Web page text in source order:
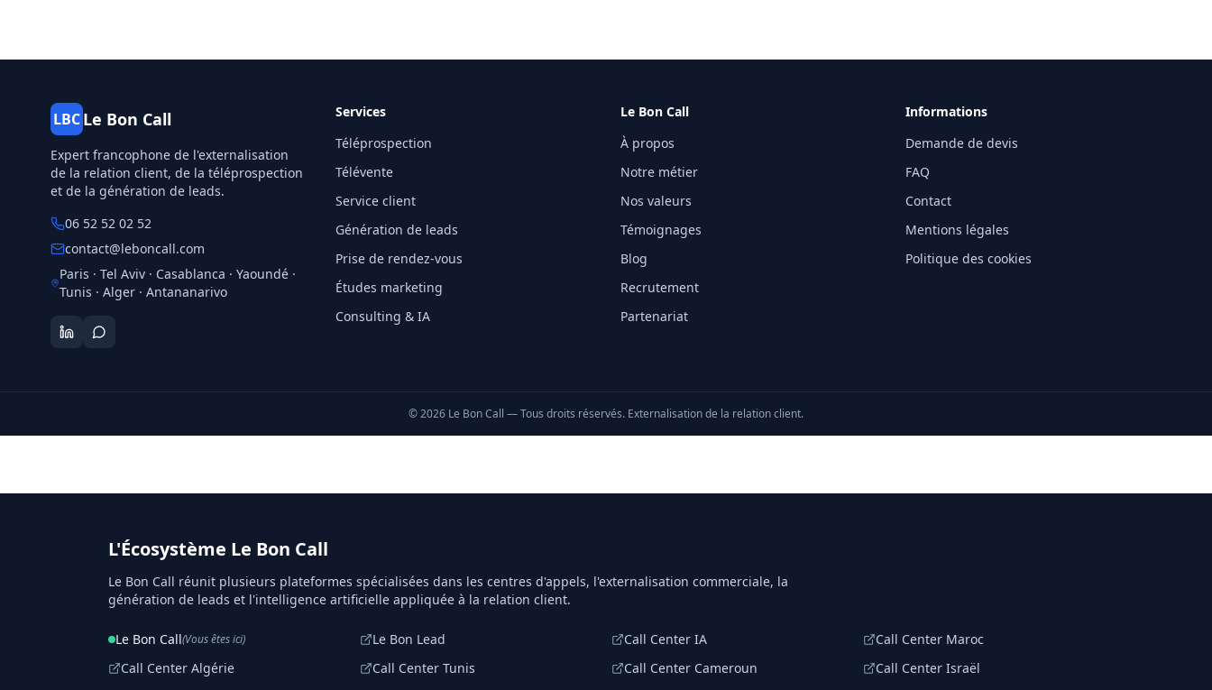
LBCLe Bon Call
Expert francophone de l'externalisation
de la relation client, de la téléprospection
et de la génération de leads.
06 52 52 02 52
contact@leboncall.com
Paris · Tel Aviv · Casablanca · Yaoundé ·
Tunis · Alger · Antananarivo
Services
Téléprospection
Télévente
Service client
Génération de leads
Prise de rendez-vous
Études marketing
Consulting & IA
Le Bon Call
À propos
Notre métier
Nos valeurs
Témoignages
Blog
Recrutement
Partenariat
Informations
Demande de devis
FAQ
Contact
Mentions légales
Politique des cookies
©2026 Le Bon Call — Tous droits réservés. Externalisation de la relation client.
L'Écosystème Le Bon Call
Le Bon Call réunit plusieurs plateformes spécialisées dans les centres d'appels, l'externalisation commerciale, la
génération de leads et l'intelligence artificielle appliquée à la relation client.
Le Bon Call(Vous êtes ici) Le Bon Lead Call Center IA
Call Center Maroc
Call Center Algérie
Call Center Tunis Call Center Cameroun Call Center Israël